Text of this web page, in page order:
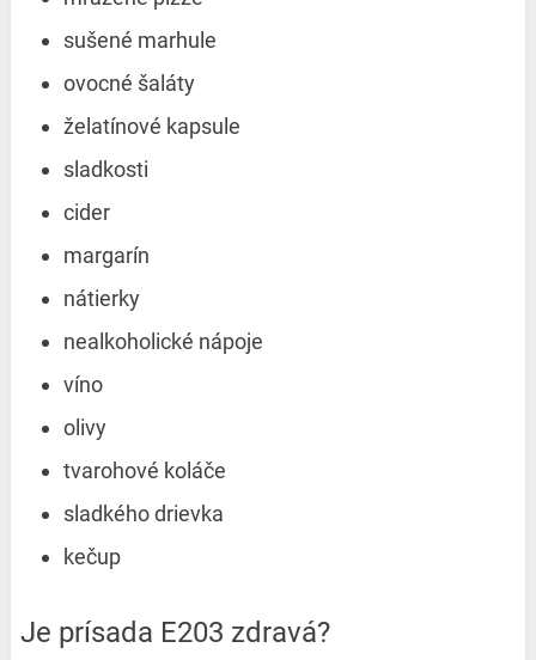
sušené marhule
ovocné šaláty
želatínové kapsule
sladkosti
cider
margarín
nátierky
nealkoholické nápoje
víno
olivy
tvarohové koláče
sladkého drievka
kečup
Je prísada E203 zdravá?